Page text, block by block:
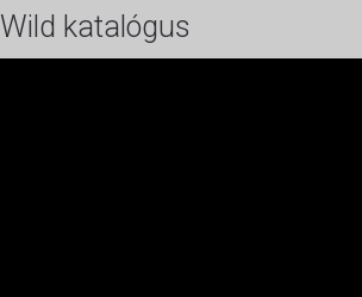
Wild katalógus